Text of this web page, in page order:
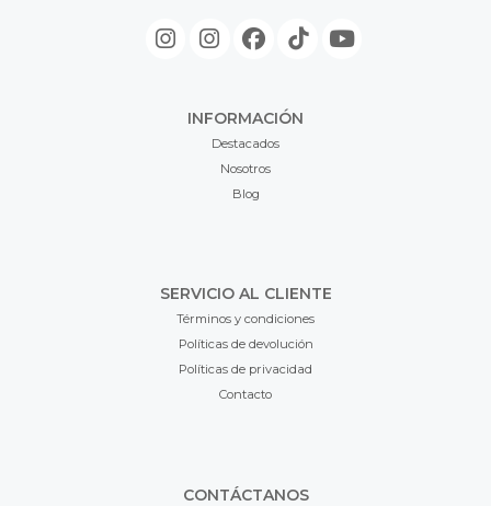
INFORMACIÓN
Destacados
Nosotros
Blog
SERVICIO AL CLIENTE
Términos y condiciones
Políticas de devolución
Políticas de privacidad
Contacto
CONTÁCTANOS